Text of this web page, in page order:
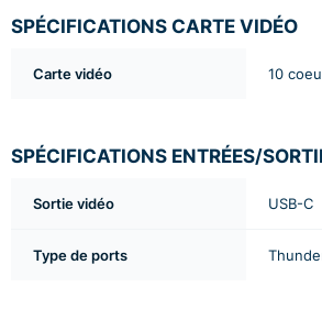
SPÉCIFICATIONS CARTE VIDÉO
Carte vidéo 10
SPÉCIFICATIONS ENTRÉES/
Sortie vidéo USB-C
Type de ports